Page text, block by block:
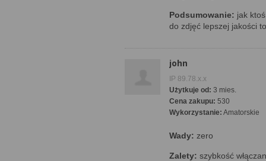
Podsumowanie: jak
do zdjęć lepszej jakości
john
IP 89.78.x.x
Użytkuje od: 3 mies.
Cena zakupu: 530
Wykorzystanie: Amatorskie
Wady: zero
Zalety: szybkość